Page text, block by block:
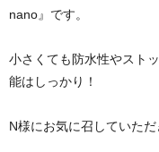
nano』です。
小さくても防水性やスト
能はしっかり！
N様にお気に召していた